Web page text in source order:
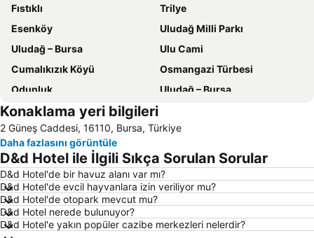
Fıstıklı
Trilye
Esenköy
Uludağ Milli Parkı
Uludağ – Bursa
Ulu Cami
Cumalıkızık Köyü
Osmangazi Türbesi
Odunluk
Uludağ – Bursa
Mudanya Limanı
Uludağ – Bursa
Koza Hanı
Tophane Saat Kulesi
Bursa Timsah Arena Stadyumu
Bursa Yenişehir Havalimanı
Bademli
Eski Şehir Bursa
Yenişehir Airport
Gemlik Limanı
Gemlik Otobüs Terminali
Yeşil Türbe
Konaklama yeri bilgileri
2 Güneş Caddesi, 16110, Bursa, Türkiye
Daha fazlasını görüntüle
D&d Hotel ile İlgili Sıkça Sorulan Sorular
D&d Hotel'de bir havuz alanı var mı?
D&d Hotel'de evcil hayvanlara izin veriliyor mu?
D&d Hotel'de otopark mevcut mu?
D&d Hotel nerede bulunuyor?
D&d Hotel'e yakın popüler cazibe merkezleri nelerdir?